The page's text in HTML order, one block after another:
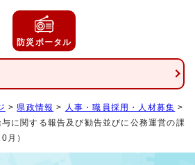
防災ポータル
> 県政情報 > 人事・職員採用・人材募集 >
に関する報告及び勧告並びに公務運営の課
月）